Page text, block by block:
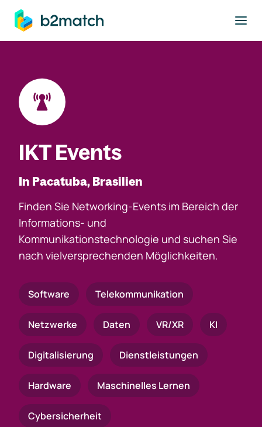
springen
IKT Events
In Pacatuba, Brasilien
Finden Sie Networking-Events im Bereich der
Informations- und
Kommunikationstechnologie und suchen Sie
nach vielversprechenden Möglichkeiten.
Software Telekommunikation
Netzwerke Daten VR/XR KI
Digitalisierung Dienstleistungen
Hardware Maschinelles Lernen
Cybersicherheit